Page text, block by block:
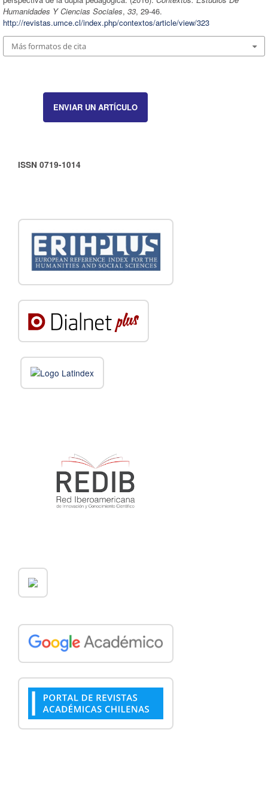
Humanidades Y Ciencias Sociales, 33, 29-46.
http://revistas.umce.cl/index.php/contextos/article/view/323
Más formatos de cita
ENVIAR UN ARTÍCULO
ISSN 0719-1014